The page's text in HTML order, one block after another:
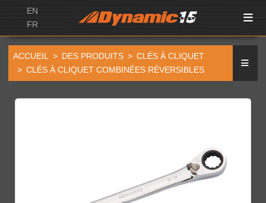
EN
FR
ACCUEIL DES PRODUITS
CLÉS À CLIQUET
CLÉS À CLIQUET COMBINÉES RÉVERSIBLES